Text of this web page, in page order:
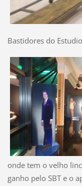
Bastidores do Estudio
onde tem o velho
ganho pelo SBT e o